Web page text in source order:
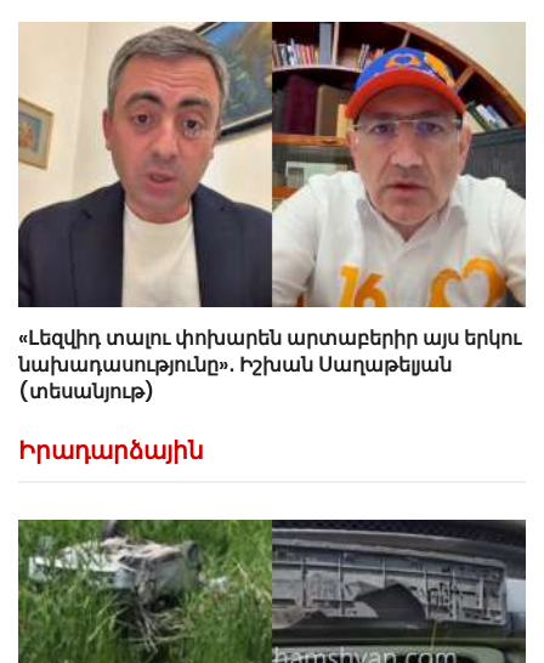
«Լեզվիդ տալու փոխարեն արտաբերիր այս երկու
նախադասությունը»․ Իշխան Սաղաթելյան
(տեսանյութ)
Իրադարձային